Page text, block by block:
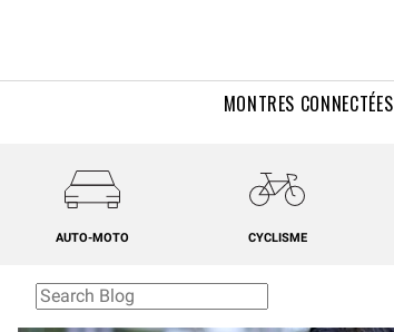
MONTRES CONNECTÉES
AUTO-MOTO CYCLISME